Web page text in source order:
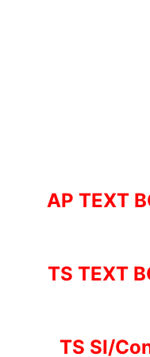
AP TEXT
TS TEXT
TS SI/